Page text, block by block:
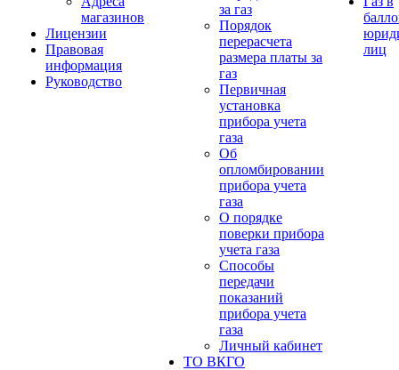
магазинов
Лицензии
Правовая
информация
Руководство
за газ
Порядок
перерасчета
размера платы за
газ
Первичная
установка
прибора учета
газа
Об
опломбировании
прибора учета
газа
О порядке
поверки прибора
учета газа
Способы
передачи
показаний
прибора учета
газа
Личный кабинет
ТО ВКГО
лиц